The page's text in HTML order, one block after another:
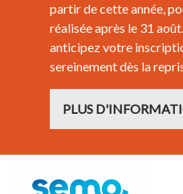
partir de cette année,
réalisée après le 31
anticipez votre
sereinement dès la
PLUS